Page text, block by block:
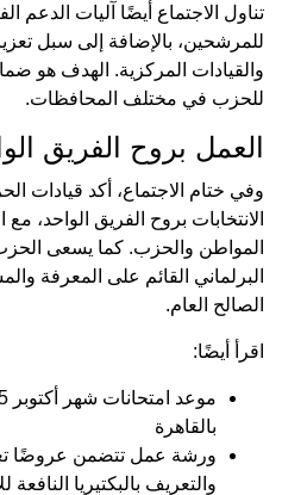
تناول الاجتماع أيضًا آليات الدعم
للمرشحين، بالإضافة إلى سبل
والقيادات المركزية. الهدف هو
للحزب في مختلف المحافظات.
العمل بروح الفريق
وفي ختام الاجتماع، أكد قيادات
الانتخابات بروح الفريق الواحد،
المواطن والحزب. كما يسعى الحزب
البرلماني القائم على المعرفة
الصالح العام.
اقرأ أيضًا:
بالقاهرة
ورشة عمل تتضمن عروضًا
والتعريف بالبكتيريا النافعة